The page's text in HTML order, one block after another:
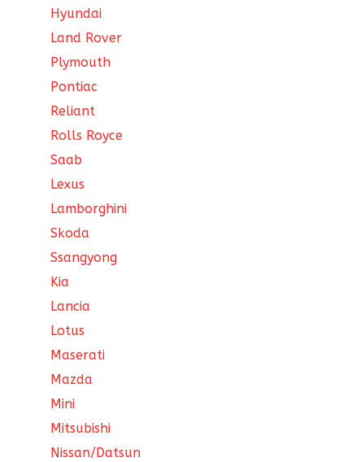
Hyundai
Land Rover
Plymouth
Pontiac
Reliant
Rolls Royce
Saab
Lexus
Lamborghini
Skoda
Ssangyong
Kia
Lancia
Lotus
Maserati
Mazda
Mini
Mitsubishi
Nissan/Datsun